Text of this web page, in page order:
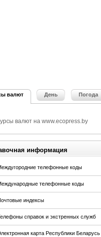
валют День Погода
информация
телефонные коды
телефонные коды
индексы
справок и экстренных служб
карта Республики Беларусь